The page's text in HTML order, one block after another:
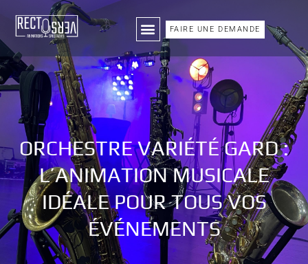
FAIRE UNE DEMANDE
ORCHESTRE VARIÉTÉ GARD :
L’ANIMATION MUSICALE
IDÉALE POUR TOUS VOS
ÉVÉNEMENTS